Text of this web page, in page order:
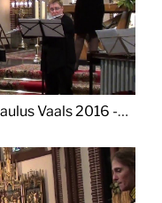
Patroonsfeest Schutterij Sint Paulus Vaals 2016 - Gabriellas Sang